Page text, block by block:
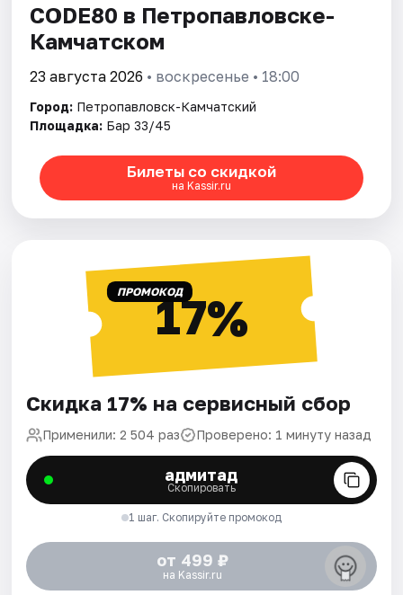
CODE80 в Петропавловске-
Камчатском
23 августа 2026 • воскресенье • 18:00
Город: Петропавловск-Камчатский
Площадка: Бар 33/45
Билеты со скидкой
на Kassir.ru
ПРОМОКОД17%
Скидка 17% на сервисный сбор
Применили: 2 504 раз Проверено: 1 минуту назад
адмитад
Скопировать
1 шаг. Скопируйте промокод
от 499 ₽
на Kassir.ru